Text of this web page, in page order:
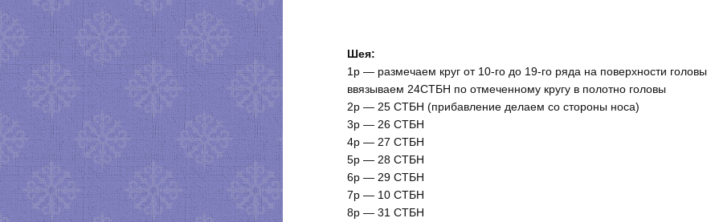
Шея:
1р — размечаем круг от 10-го до 19-го ряда на поверхности головы,
ввязываем 24СТБН по отмеченному кругу в полотно головы
2р — 25 СТБН (прибавление делаем со стороны носа)
3р — 26 СТБН
4р — 27 СТБН
5р — 28 СТБН
6р — 29 СТБН
7р — 10 СТБН
8р — 31 СТБН